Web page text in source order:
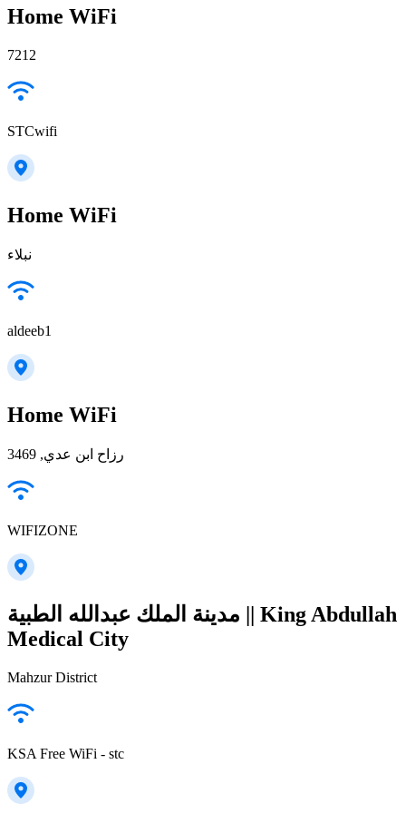
Home WiFi
7212
STCwifi
Home WiFi
نبلاء
aldeeb1
Home WiFi
رزاح ابن عدي, 3469
WIFIZONE
مدينة الملك عبدالله الطبية || King Abdullah
Medical City
Mahzur District
KSA Free WiFi - stc